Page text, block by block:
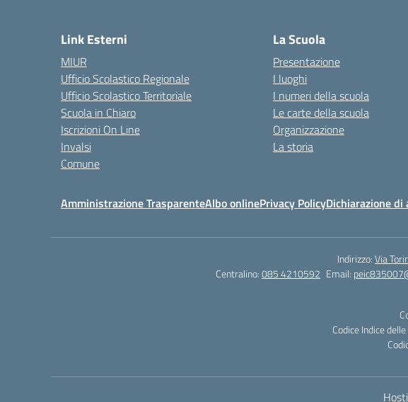
Link Esterni
MIUR
Ufficio Scolastico Regionale
Ufficio Scolastico Territoriale
Scuola in Chiaro
Iscrizioni On Line
Invalsi
Comune
La Scuola
Presentazione
I luoghi
I numeri della scuola
Le carte della scuola
Organizzazione
La storia
Amministrazione TrasparenteAlbo onlinePrivacy PolicyDichiarazione
Indirizzo:Via
Centralino:085 4210592 Email:
Codice Indice